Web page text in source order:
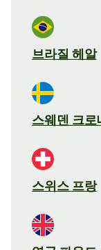
브라질 헤알
스웨덴 크로
스위스 프랑